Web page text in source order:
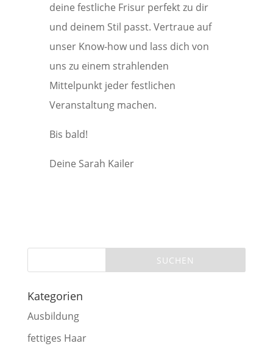
deine festliche Frisur perfekt zu dir
und deinem Stil passt. Vertraue auf
unser Know-how und lass dich von
uns zu einem strahlenden
Mittelpunkt jeder festlichen
Veranstaltung machen.
Bis bald!
Deine Sarah Kailer
Kategorien
Ausbildung
fettiges Haar